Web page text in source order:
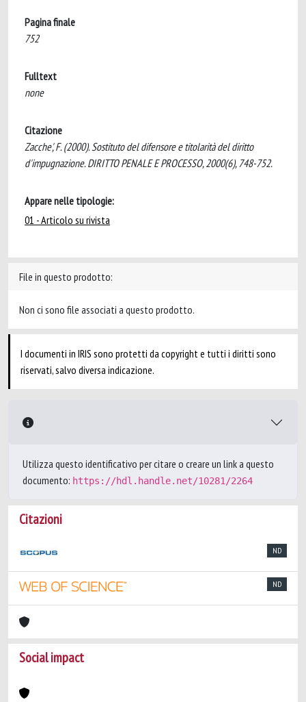
Pagina finale
752
Fulltext
none
Citazione
Zacche', F. (2000). Sostituto del difensore e titolarità del diritto
d'impugnazione. DIRITTO PENALE E PROCESSO, 2000(6), 748-752.
Appare nelle tipologie:
01 - Articolo su rivista
File in questo prodotto:
Non ci sono file associati a questo prodotto.
I documenti in IRIS sono protetti da copyright e tutti i diritti sono
riservati, salvo diversa indicazione.
Utilizza questo identificativo per citare o creare un link a questo
documento: https://hdl.handle.net/10281/2264
Citazioni
ND
ND
Social impact